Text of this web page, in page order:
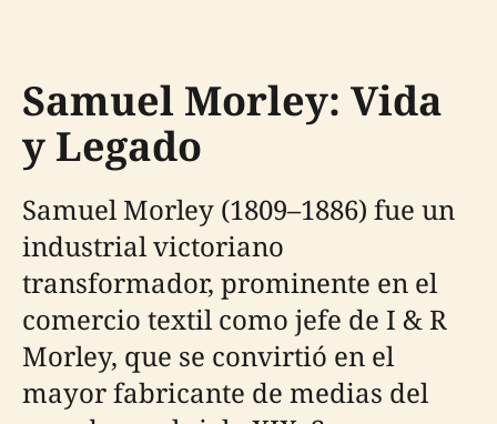
Samuel Morley: Vida
y Legado
Samuel Morley (1809–1886) fue un
industrial victoriano
transformador, prominente en el
comercio textil como jefe de I & R
Morley, que se convirtió en el
mayor fabricante de medias del